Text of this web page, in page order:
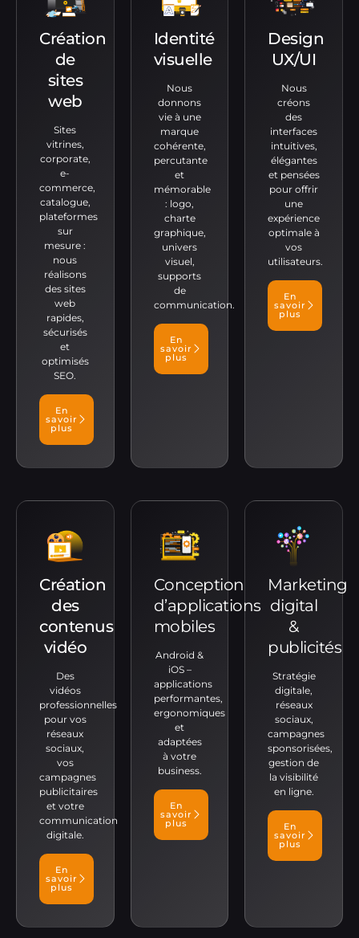
Création
de
sites
web
Sites
vitrines,
corporate,
e-
commerce,
catalogue,
plateformes
sur
mesure :
nous
réalisons
des sites
web
rapides,
sécurisés
et
optimisés
SEO.
En
savoir
plus
Identité
visuelle
Nous
donnons
vie à une
marque
cohérente,
percutante
et
mémorable
: logo,
charte
graphique,
univers
visuel,
supports
de
communication.
En
savoir
plus
Design
UX/UI
Nous
créons
des
interfaces
intuitives,
élégantes
et pensées
pour offrir
une
expérience
optimale à
vos
utilisateurs.
En
savoir
plus
Création
des
contenus
vidéo
Des
vidéos
professionnelles
pour vos
réseaux
sociaux,
vos
campagnes
publicitaires
et votre
communication
digitale.
En
savoir
plus
Conception
d’applications
mobiles
Android &
iOS –
applications
performantes,
ergonomiques
et
adaptées
à votre
business.
En
savoir
plus
Marketing
digital
&
publicités
Stratégie
digitale,
réseaux
sociaux,
campagnes
sponsorisées,
gestion de
la visibilité
en ligne.
En
savoir
plus